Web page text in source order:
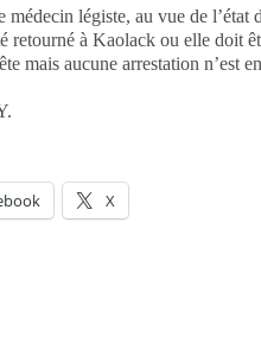
médecin légiste, au vue de l’état
retourné à Kaolack ou elle doit
mais aucune arrestation n’est
X